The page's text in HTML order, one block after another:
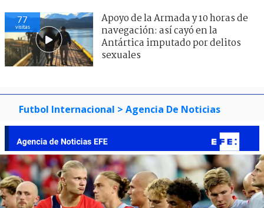
77
visitas
Apoyo de la Armada y 10 horas de
navegación: así cayó en la
Antártica imputado por delitos
sexuales
Futbol Internacional > Agencia De Noticias